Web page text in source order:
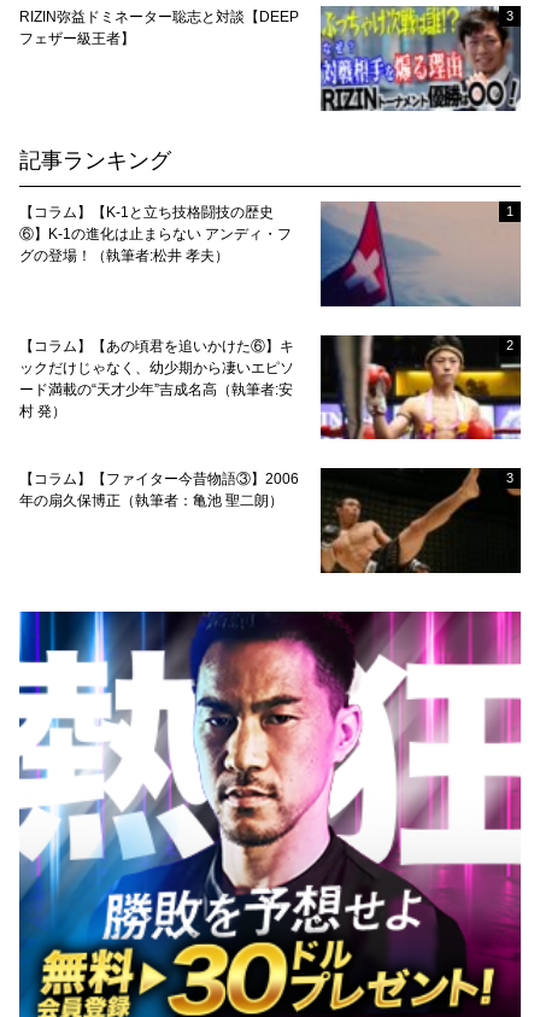
RIZIN弥益ドミネーター聡志と対談【DEEP
フェザー級王者】
3
記事ランキング
【コラム】【K-1と立ち技格闘技の歴史
⑥】K-1の進化は止まらない アンディ・フ
グの登場！（執筆者:松井 孝夫）
1
【コラム】【あの頃君を追いかけた⑥】キ
ックだけじゃなく、幼少期から凄いエピソ
ード満載の“天才少年”吉成名高（執筆者:安
村 発）
2
【コラム】【ファイター今昔物語③】2006
年の扇久保博正（執筆者：亀池 聖二朗）
3